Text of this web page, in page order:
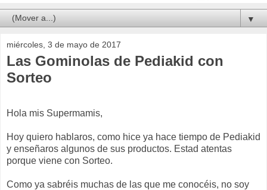
▼
miércoles, 3 de mayo de 2017
Las Gominolas de Pediakid con
Sorteo
Hola mis Supermamis,
Hoy quiero hablaros, como hice ya hace tiempo de Pediakid
y enseñaros algunos de sus productos. Estad atentas
porque viene con Sorteo.
Como ya sabréis muchas de las que me conocéis, no soy